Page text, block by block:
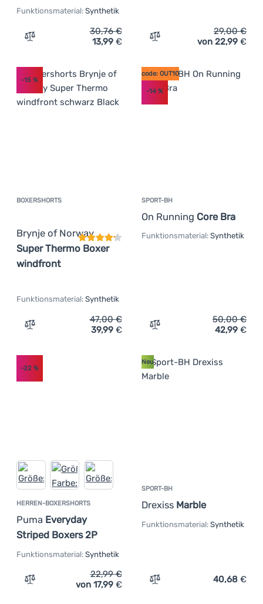
Funktionsmaterial: Synthetik
Zum Vergleich 'Sport-BH Dare 2b Dont SweatIt II Bra'
30,76€
13,99 € Zum Vergleich
29,00€
von 22,99 €
BOXERSHORTS
Brynje of Norway
Super Thermo Boxer
windfront
Kundenbewertung
-15 %
Funktionsmaterial: Synthetik
Zum Vergleich 'Boxershorts Brynje of Norway Super
47,00€
39,99 €
SPORT-BH
On Running Core Bra
code: OUT10
-14%
Funktionsmaterial: Synthetik
Zum Vergleich 'Sport-BH
50,00€
42,99 €
HERREN-BOXERSHORTS
Puma Everyday
Striped Boxers 2P
-22 %
Funktionsmaterial: Synthetik
Zum Vergleich 'Herren-Boxershorts Puma Everyday
22,99€
von 17,99 €
SPORT-BH
Drexiss Marble
Neu
Funktionsmaterial: Synthetik
Zum Vergleich 'Sport-BH
40,68 €